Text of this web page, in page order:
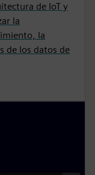
de IoT y
la
la
de los datos de